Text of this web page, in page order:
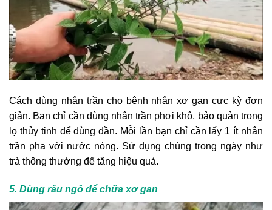
Cách dùng nhân trần cho bệnh nhân xơ gan cực kỳ đơn
giản. Bạn chỉ cần dùng nhân trần phơi khô, bảo quản trong
lọ thủy tinh để dùng dần. Mỗi lần bạn chỉ cần lấy 1 ít nhân
trần pha với nước nóng. Sử dụng chúng trong ngày như
trà thông thường để tăng hiệu quả.
5. Dùng râu ngô để chữa xơ gan